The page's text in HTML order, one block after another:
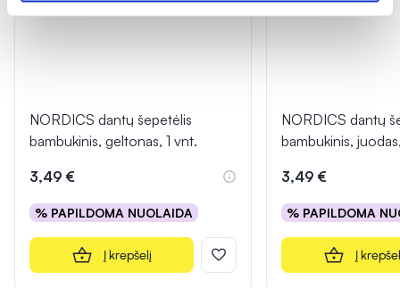
NORDICS dantų šepetėlis
bambukinis, geltonas, 1 vnt.
3,49 €
% PAPILDOMA NUOLAIDA
Į krepšelį
NORDICS dantų
bambukinis,
3,49 €
% PAPILDOMA
Į